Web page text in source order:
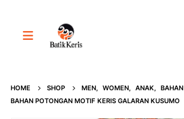
HOME SHOP MEN, WOMEN, ANAK, BAHAN
BAHAN POTONGAN MOTIF KERIS GALARAN KUSUMO
Adipati